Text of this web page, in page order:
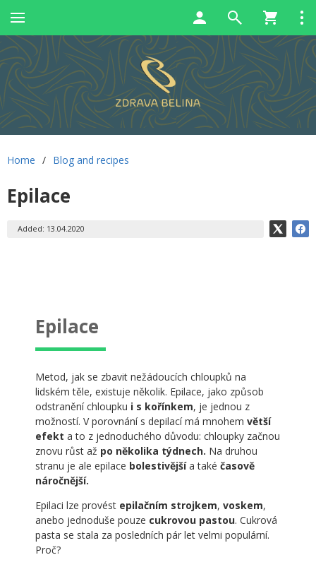
Home / Blog and recipes
Epilace
Added: 13.04.2020
Epilace
Metod, jak se zbavit nežádoucích chloupků na
lidském těle, existuje několik. Epilace, jako způsob
odstranění chloupku i s kořínkem, je jednou z
možností. V porovnání s depilací má mnohem větší
efekt a to z jednoduchého důvodu: chloupky začnou
znovu růst až po několika týdnech. Na druhou
stranu je ale epilace bolestivějšía také časově
náročnější.
Epilaci lze provést epilačním strojkem, voskem,
anebo jednoduše pouze cukrovou pastou. Cukrová
pasta se stala za posledních pár let velmi populární.
Proč?